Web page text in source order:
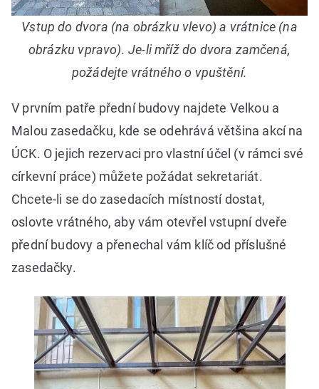
Vstup do dvora (na obrázku vlevo) a vrátnice (na
obrázku vpravo). Je-li mříž do dvora zamčená,
požádejte vrátného o vpuštění.
V prvním patře přední budovy najdete Velkou a
Malou zasedačku, kde se odehrává většina akcí na
ÚCK. O jejich rezervaci pro vlastní účel (v rámci své
církevní práce) můžete požádat sekretariát.
Chcete-li se do zasedacích místností dostat,
oslovte vrátného, aby vám otevřel vstupní dveře
přední budovy a přenechal vám klíč od příslušné
zasedačky.